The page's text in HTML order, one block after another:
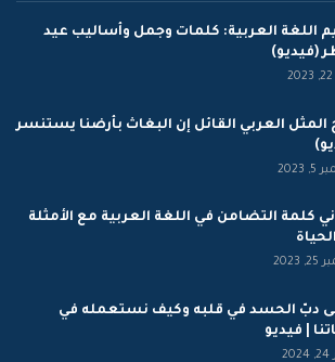
اللغة العربية: كلمات وجمل وأساليب عيد
(فيديو)
العربي القائل إن البغاث بأرضنا يستنسر
كلمة التضامن في اللغة العربية مع الأمثلة
دبّ الحسد في قلبه وكيف نستعمله في
| فيديو